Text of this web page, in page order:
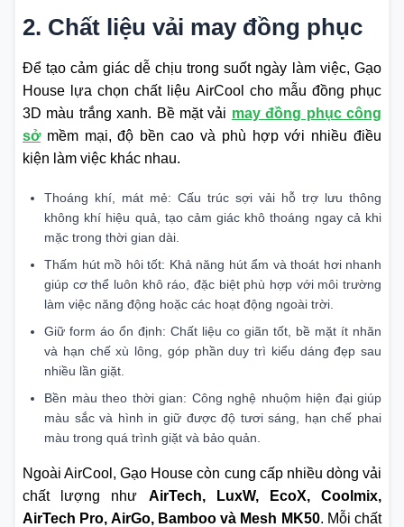
2. Chất liệu vải may đồng phục
Để tạo cảm giác dễ chịu trong suốt ngày làm việc, Gạo
House lựa chọn chất liệu AirCool cho mẫu đồng phục
3D màu trắng xanh. Bề mặt vải may đồng phục công
sởmềm mại, độ bền cao và phù hợp với nhiều điều
kiện làm việc khác nhau.
Thoáng khí, mát mẻ: Cấu trúc sợi vải hỗ trợ lưu thông
không khí hiệu quả, tạo cảm giác khô thoáng ngay cả khi
mặc trong thời gian dài.
Thấm hút mồ hôi tốt: Khả năng hút ẩm và thoát hơi nhanh
giúp cơ thể luôn khô ráo, đặc biệt phù hợp với môi trường
làm việc năng động hoặc các hoạt động ngoài trời.
Giữ form áo ổn định: Chất liệu co giãn tốt, bề mặt ít nhăn
và hạn chế xù lông, góp phần duy trì kiểu dáng đẹp sau
nhiều lần giặt.
Bền màu theo thời gian: Công nghệ nhuộm hiện đại giúp
màu sắc và hình in giữ được độ tươi sáng, hạn chế phai
màu trong quá trình giặt và bảo quản.
Ngoài AirCool, Gạo House còn cung cấp nhiều dòng vải
chất lượng như AirTech, LuxW, EcoX, Coolmix,
AirTech Pro, AirGo, Bamboo và Mesh MK50. Mỗi chất